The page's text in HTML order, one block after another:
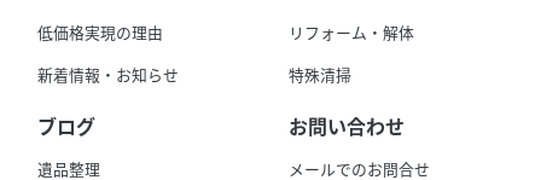
低価格実現の理由
新着情報・お知らせ
リフォーム・解体
特殊清掃
ブログ
遺品整理
お問い合わせ
メールでのお問合せ